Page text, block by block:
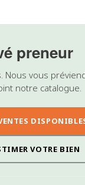
preneur
Nous vous
notre catalogue.
VOTRE BIEN